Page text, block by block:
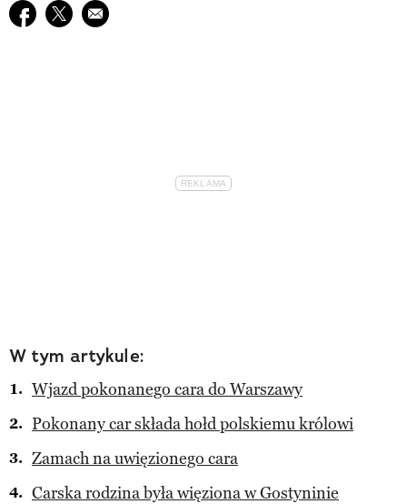
Udostępnij na facebook
Udostępnij na twitter
E-mail do przyjaciela
W tym artykule:
Wjazd pokonanego cara do Warszawy
Pokonany car składa hołd polskiemu królowi
Zamach na uwięzionego cara
Carska rodzina była więziona w Gostyninie